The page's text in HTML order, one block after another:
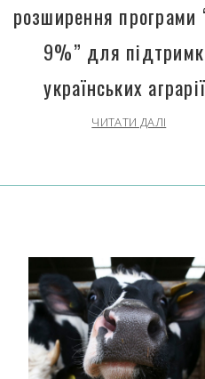
розширення програми
9%” для
українських
ЧИТАТИ ДАЛІ